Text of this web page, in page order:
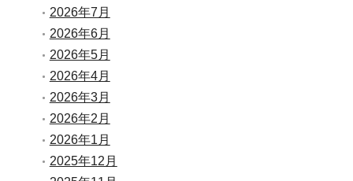
2026年7月
2026年6月
2026年5月
2026年4月
2026年3月
2026年2月
2026年1月
2025年12月